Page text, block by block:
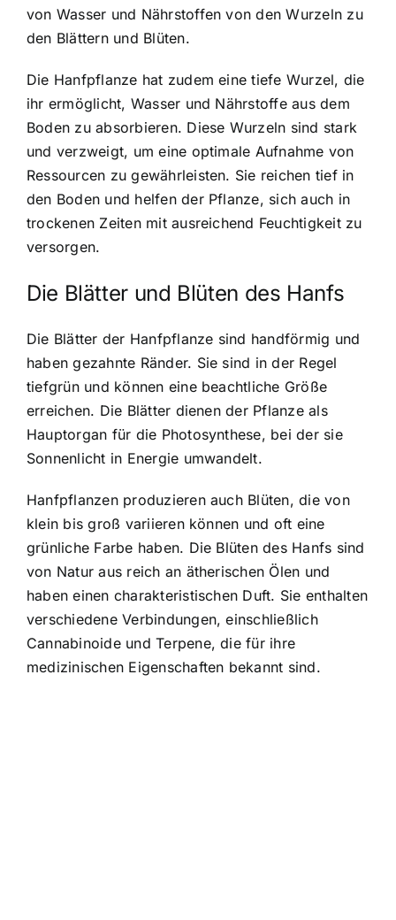
von Wasser und Nährstoffen von den Wurzeln zu
den Blättern und Blüten.
Die Hanfpflanze hat zudem eine tiefe Wurzel, die
ihr ermöglicht, Wasser und Nährstoffe aus dem
Boden zu absorbieren. Diese Wurzeln sind stark
und verzweigt, um eine optimale Aufnahme von
Ressourcen zu gewährleisten. Sie reichen tief in
den Boden und helfen der Pflanze, sich auch in
trockenen Zeiten mit ausreichend Feuchtigkeit zu
versorgen.
Die Blätter und Blüten des Hanfs
Die Blätter der Hanfpflanze sind handförmig und
haben gezahnte Ränder. Sie sind in der Regel
tiefgrün und können eine beachtliche Größe
erreichen. Die Blätter dienen der Pflanze als
Hauptorgan für die Photosynthese, bei der sie
Sonnenlicht in Energie umwandelt.
Hanfpflanzen produzieren auch Blüten, die von
klein bis groß variieren können und oft eine
grünliche Farbe haben. Die Blüten des Hanfs sind
von Natur aus reich an ätherischen Ölen und
haben einen charakteristischen Duft. Sie enthalten
verschiedene Verbindungen, einschließlich
Cannabinoide und Terpene, die für ihre
medizinischen Eigenschaften bekannt sind.